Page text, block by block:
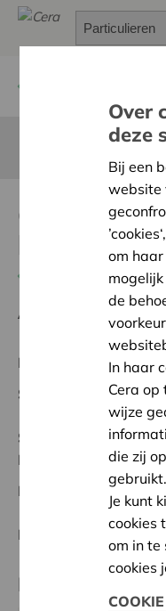
Gedeelde
Terug naar overzicht
Ambitie: Warme en
Regionaal Project
Startdatum:
04/05/
Status:
In behandeling
Leuven
Datum:
04/05/2026
Beslissing:
Partner
Over
deze
Bij een
website
om
de
In haar
Cera
wijze
die zij
gebruikt.
Je kunt
cookies
om in te
cookies